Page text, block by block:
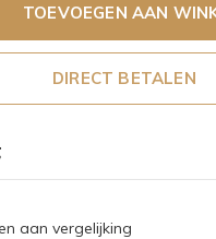
TOEVOEGEN AAN
DIRECT BETALEN
aan vergelijking